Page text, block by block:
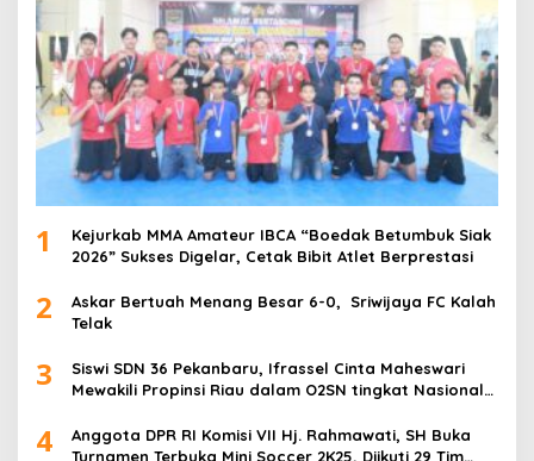
1
Kejurkab MMA Amateur IBCA “Boedak Betumbuk Siak
2026” Sukses Digelar, Cetak Bibit Atlet Berprestasi
2
Askar Bertuah Menang Besar 6-0, Sriwijaya FC Kalah
Telak
3
Siswi SDN 36 Pekanbaru, Ifrassel Cinta Maheswari
Mewakili Propinsi Riau dalam O2SN tingkat Nasional
4
Anggota DPR RI Komisi VII Hj. Rahmawati, SH Buka
Turnamen Terbuka Mini Soccer 2K25, Diikuti 29 Tim